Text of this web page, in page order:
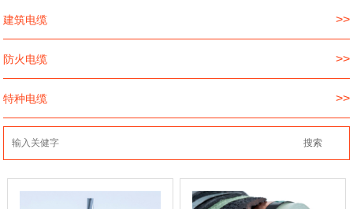
建筑电缆 >>
防火电缆 >>
特种电缆 >>